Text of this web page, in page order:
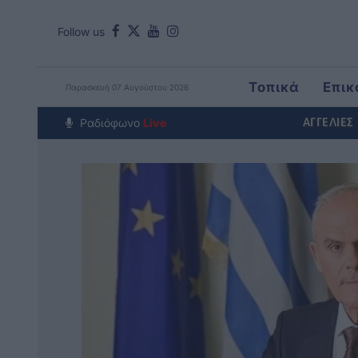
Follow us
Παρασκευή 07 Αυγούστου 2026 Τοπικά
Around The
Ραδιόφωνο Live ΑΓΓΕΛΙΕΣ